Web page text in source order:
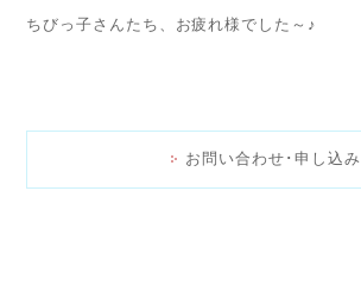
ちびっ子さんたち、お疲れ様でした～♪
お問い合わせ･申し込み